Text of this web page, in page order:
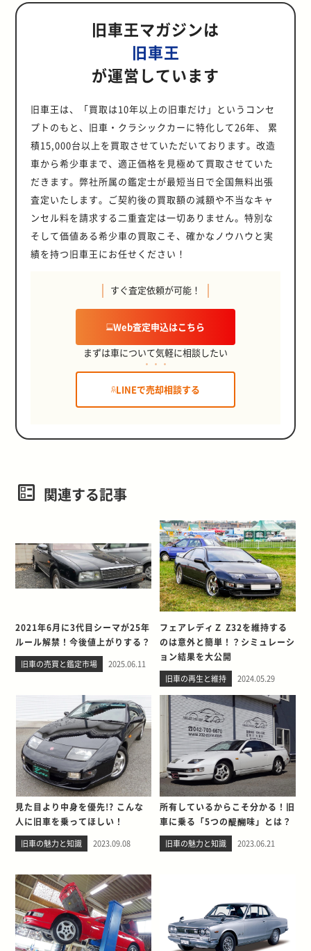
旧車王マガジンは
旧車王
が運営しています
旧車王は、「買取は10年以上の旧車だけ」というコンセ
プトのもと、旧車・クラシックカーに特化して26年、 累
積15,000台以上を買取させていただいております。改造
車から希少車まで、適正価格を見極めて買取させていた
だきます。弊社所属の鑑定士が最短当日で全国無料出張
査定いたします。ご契約後の買取額の減額や不当なキャ
ンセル料を請求する二重査定は一切ありません。特別な
そして価値ある希少車の買取こそ、確かなノウハウと実
績を持つ旧車王にお任せください！
すぐ査定依頼が可能！
Web査定申込はこちら
まずは車について気軽に相談したい
LINEで売却相談する
関連する記事
2021年6月に3代目シーマが25年
ルール解禁！今後値上がりする？
旧車の売買と鑑定市場 2025.06.11
フェアレディＺ Z32を維持する
のは意外と簡単！？シミュレーシ
ョン結果を大公開
旧車の再生と維持 2024.05.29
見た目より中身を優先!? こんな
人に旧車を乗ってほしい！
旧車の魅力と知識 2023.09.08
所有しているからこそ分かる！旧
車に乗る「5つの醍醐味」とは？
旧車の魅力と知識 2023.06.21